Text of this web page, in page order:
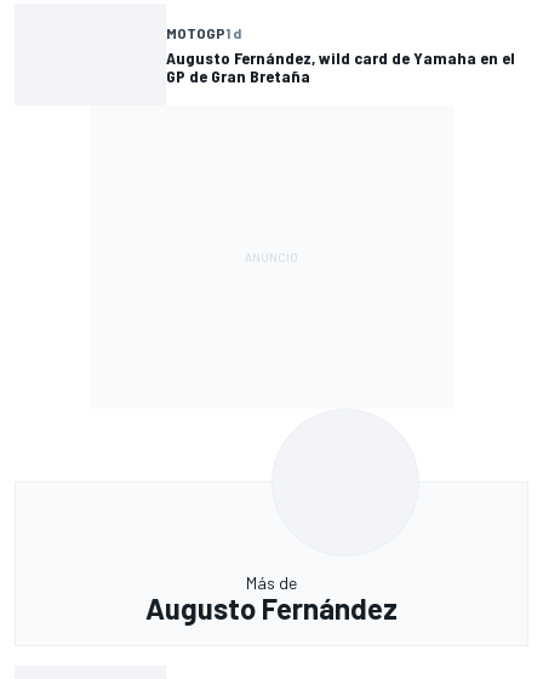
MOTOGP1 d
Augusto Fernández, wild card de Yamaha en el
GP de Gran Bretaña
Más de
Augusto Fernández